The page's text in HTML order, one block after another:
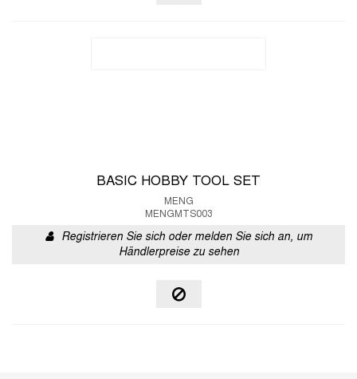
BASIC HOBBY TOOL SET
MENG
MENGMTS003
Registrieren Sie sich oder melden Sie sich an, um
Händlerpreise zu sehen